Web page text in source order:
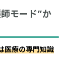
モード”か
医療の専門知識